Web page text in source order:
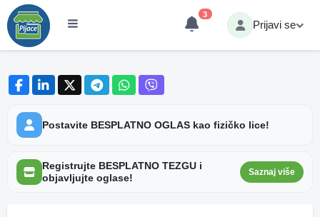
3
Prijavi se
Postavite BESPLATNO OGLAS kao fizičko lice!
Registrujte BESPLATNO TEZGU i
objavljujte oglase!
Saznaj više